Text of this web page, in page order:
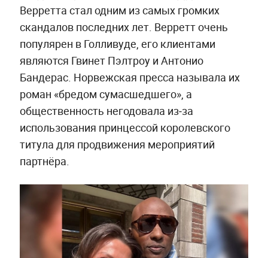
Верретта стал одним из самых громких
скандалов последних лет. Верретт очень
популярен в Голливуде, его клиентами
являются Гвинет Пэлтроу и Антонио
Бандерас. Норвежская пресса называла их
роман «бредом сумасшедшего», а
общественность негодовала из‑за
использования принцессой королевского
титула для продвижения мероприятий
партнёра.